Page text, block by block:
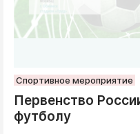
Спортивное мероприятие
Первенство
футболу